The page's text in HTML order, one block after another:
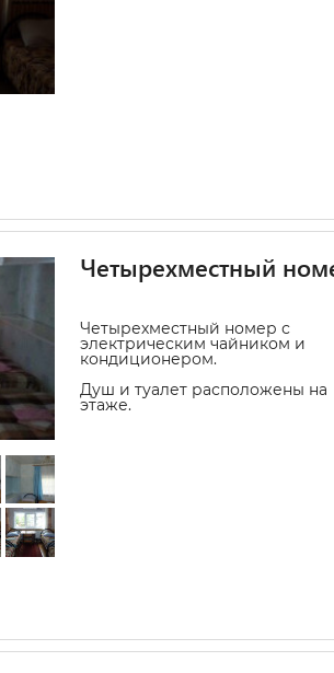
Четырехместный
Четырехместный номер с
электрическим чайником и
кондиционером.
Душ и туалет расположены на
этаже.